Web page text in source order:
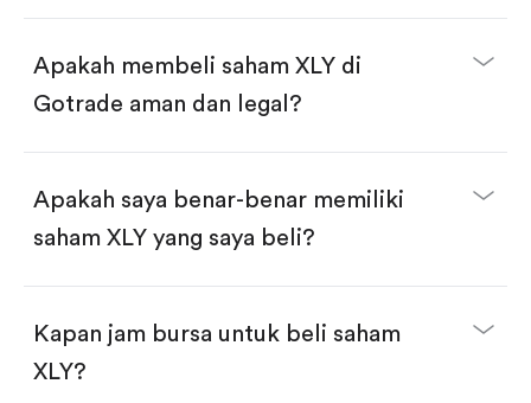
dollar, bisa mulai dari $1.
Swipe up untuk konfirmasi order, pembelian
selesai!
Apakah membeli saham XLY di
Gotrade aman dan legal?
Apakah saya benar-benar memiliki
saham XLY yang saya beli?
Kapan jam bursa untuk beli saham
XLY?